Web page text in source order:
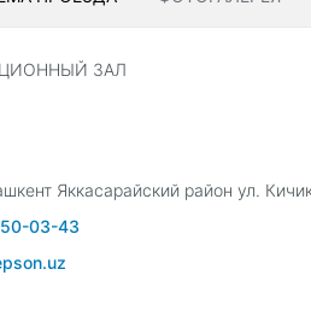
ЗАЛ
Яккасарайский район ул.
03-43